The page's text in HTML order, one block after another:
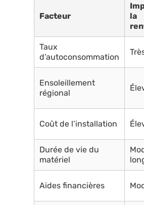
Facteur
la
Taux
d’autoconsommation
Ensoleillement
régional
Coût de l’installation
Durée de vie du
matériel
Aides financières